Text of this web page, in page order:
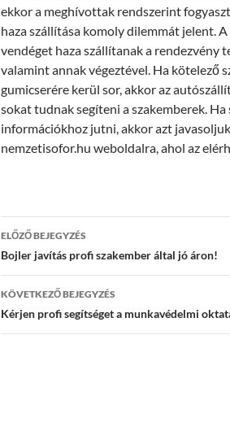
ekkor a meghívottak rendszerint
haza szállítása komoly dilemmát jelent.
vendéget haza szállítanak a rendezvény
valamint annak végeztével. Ha kötelező
gumicserére kerül sor, akkor az
sokat tudnak segíteni a szakemberek.
információkhoz jutni, akkor azt
nemzetisofor.hu weboldalra, ahol az
Bejegyzés
navigáció
ELŐZŐ BEJEGYZÉS
Bojler javítás profi szakember által jó áron!
KÖVETKEZŐ BEJEGYZÉS
Kérjen profi segítséget a munkavédelmi